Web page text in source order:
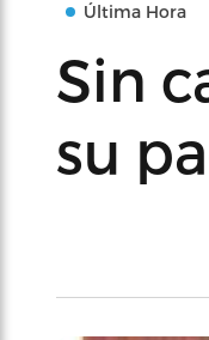
Última Hora
Sin
su